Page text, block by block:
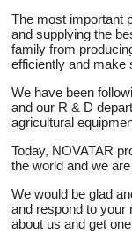
The most important
and supplying the
family from
efficiently and make
We have been
and our R & D
agricultural
Today, NOVATAR
the world and we
We would be glad
and respond to your
about us and get